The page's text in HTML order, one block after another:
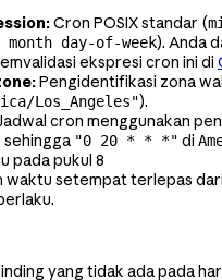
Cron POSIX standar (
month day-of-week). Anda
ekspresi cron ini di
Pengidentifikasi zona
Los_Angeles").
cron menggunakan
sehingga "0 20 * * *" di
pada pukul 8
waktu setempat terlepas dari
yang tidak ada pada